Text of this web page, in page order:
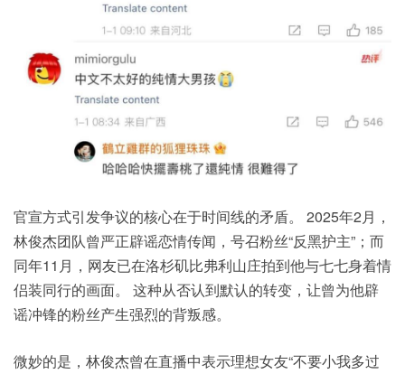
官宣方式引发争议的核心在于时间线的矛盾。 2025年2月，
林俊杰团队曾严正辟谣恋情传闻，号召粉丝“反黑护主”；而
同年11月，网友已在洛杉矶比弗利山庄拍到他与七七身着情
侣装同行的画面。 这种从否认到默认的转变，让曾为他辟
谣冲锋的粉丝产生强烈的背叛感。
微妙的是，林俊杰曾在直播中表示理想女友“不要小我多过